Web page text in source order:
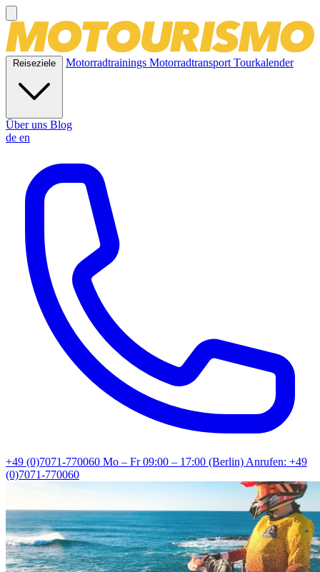
Reiseziele Motorradtrainings MotorradtransportTourkalender
Über uns Blog
de en
+49 (0)7071-770060 Mo – Fr 09:00 – 17:00 (Berlin)Anrufen: +49
(0)7071-770060